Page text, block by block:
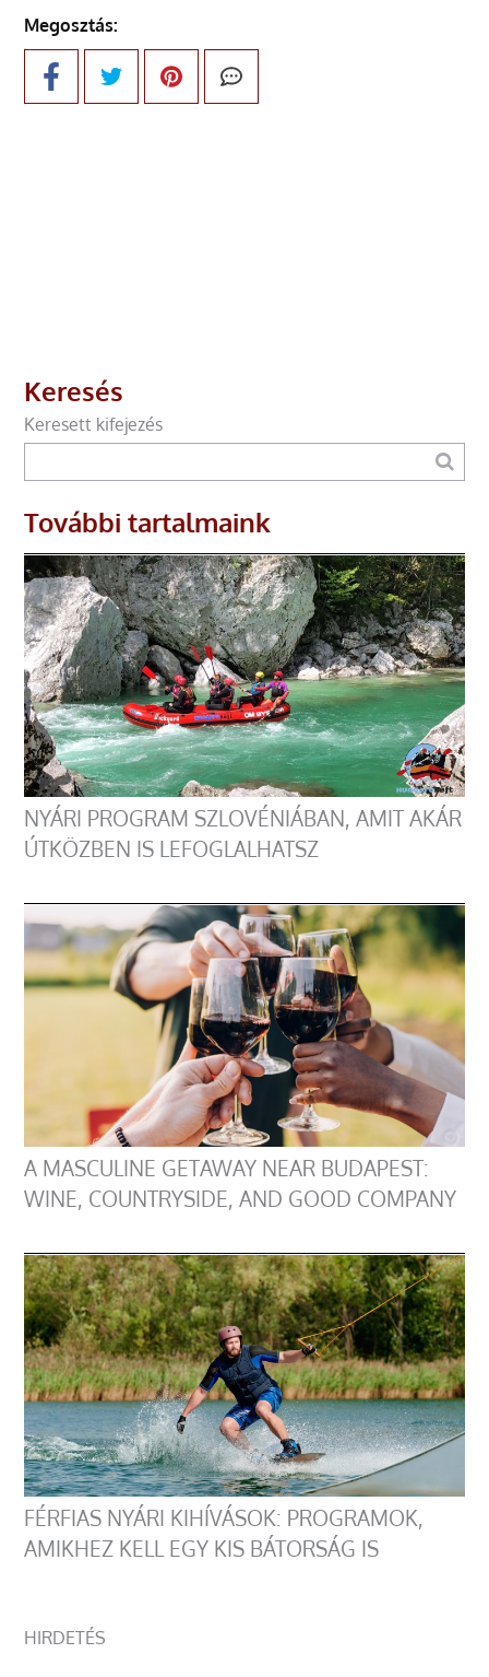
Megosztás:
Keresés
Keresett kifejezés
További tartalmaink
NYÁRI PROGRAM SZLOVÉNIÁBAN, AMIT AKÁR
ÚTKÖZBEN IS LEFOGLALHATSZ
A MASCULINE GETAWAY NEAR BUDAPEST:
WINE, COUNTRYSIDE, AND GOOD COMPANY
FÉRFIAS NYÁRI KIHÍVÁSOK: PROGRAMOK,
AMIKHEZ KELL EGY KIS BÁTORSÁG IS
HIRDETÉS